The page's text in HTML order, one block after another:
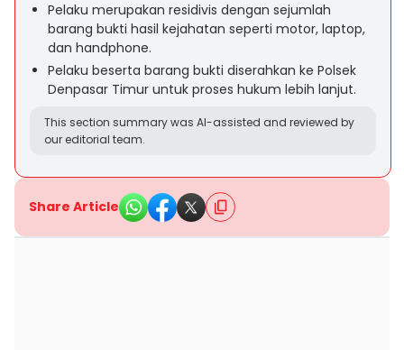
Pelaku merupakan residivis dengan sejumlah
barang bukti hasil kejahatan seperti motor, laptop,
dan handphone.
Pelaku beserta barang bukti diserahkan ke Polsek
Denpasar Timur untuk proses hukum lebih lanjut.
This section summary was AI-assisted and reviewed by
our editorial team.
Share Article